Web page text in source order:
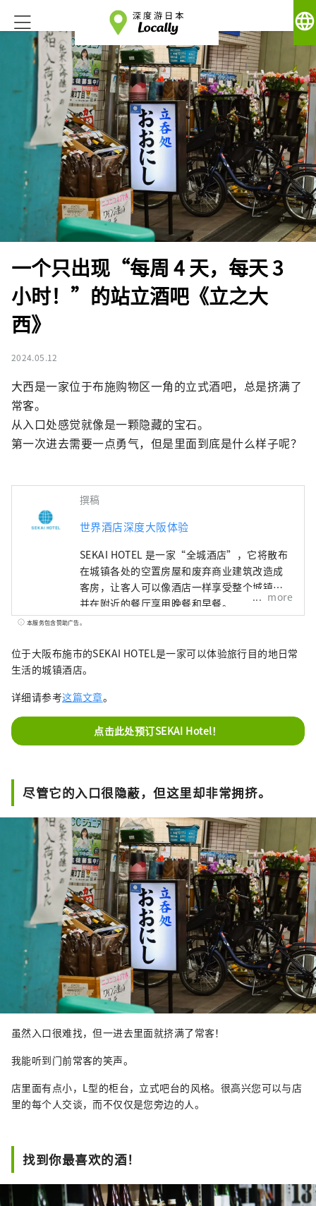
language
一个只出现“每周 4 天，每天 3
小时！”的站立酒吧《立之大
西》
2024.05.12
大西是一家位于布施购物区一角的立式酒吧，总是挤满了
常客。
从入口处感觉就像是一颗隐藏的宝石。
第一次进去需要一点勇气，但是里面到底是什么样子呢？
撰稿
世界酒店深度大阪体验
SEKAI HOTEL 是一家“全城酒店”，它将散布
在城镇各处的空置房屋和废弃商业建筑改造成
客房，让客人可以像酒店一样享受整个城镇，
并在附近的餐厅享用晚餐和早餐。
more
本服务包含赞助广告。
位于大阪布施市的SEKAI HOTEL是一家可以体验旅行目的地日常
生活的城镇酒店。
详细请参考这篇文章。
点击此处预订SEKAI Hotel！
尽管它的入口很隐蔽，但这里却非常拥挤。
虽然入口很难找，但一进去里面就挤满了常客！
我能听到门前常客的笑声。
店里面有点小，L型的柜台，立式吧台的风格。很高兴您可以与店
里的每个人交谈，而不仅仅是您旁边的人。
找到你最喜欢的酒！